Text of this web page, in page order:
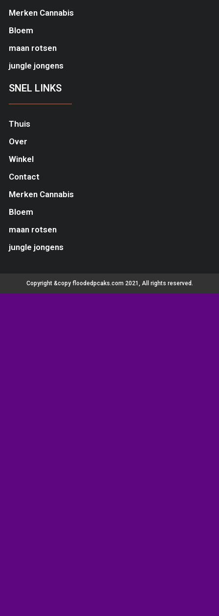
Merken Cannabis
Bloem
maan rotsen
jungle jongens
SNEL LINKS
Thuis
Over
Winkel
Contact
Merken Cannabis
Bloem
maan rotsen
jungle jongens
Copyright &copy floodedpcaks.com 2021, All rights reserved.